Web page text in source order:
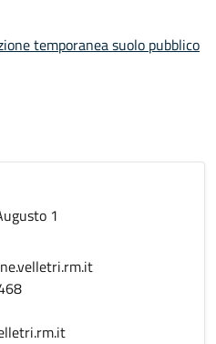
temporanea suolo pubblico
1